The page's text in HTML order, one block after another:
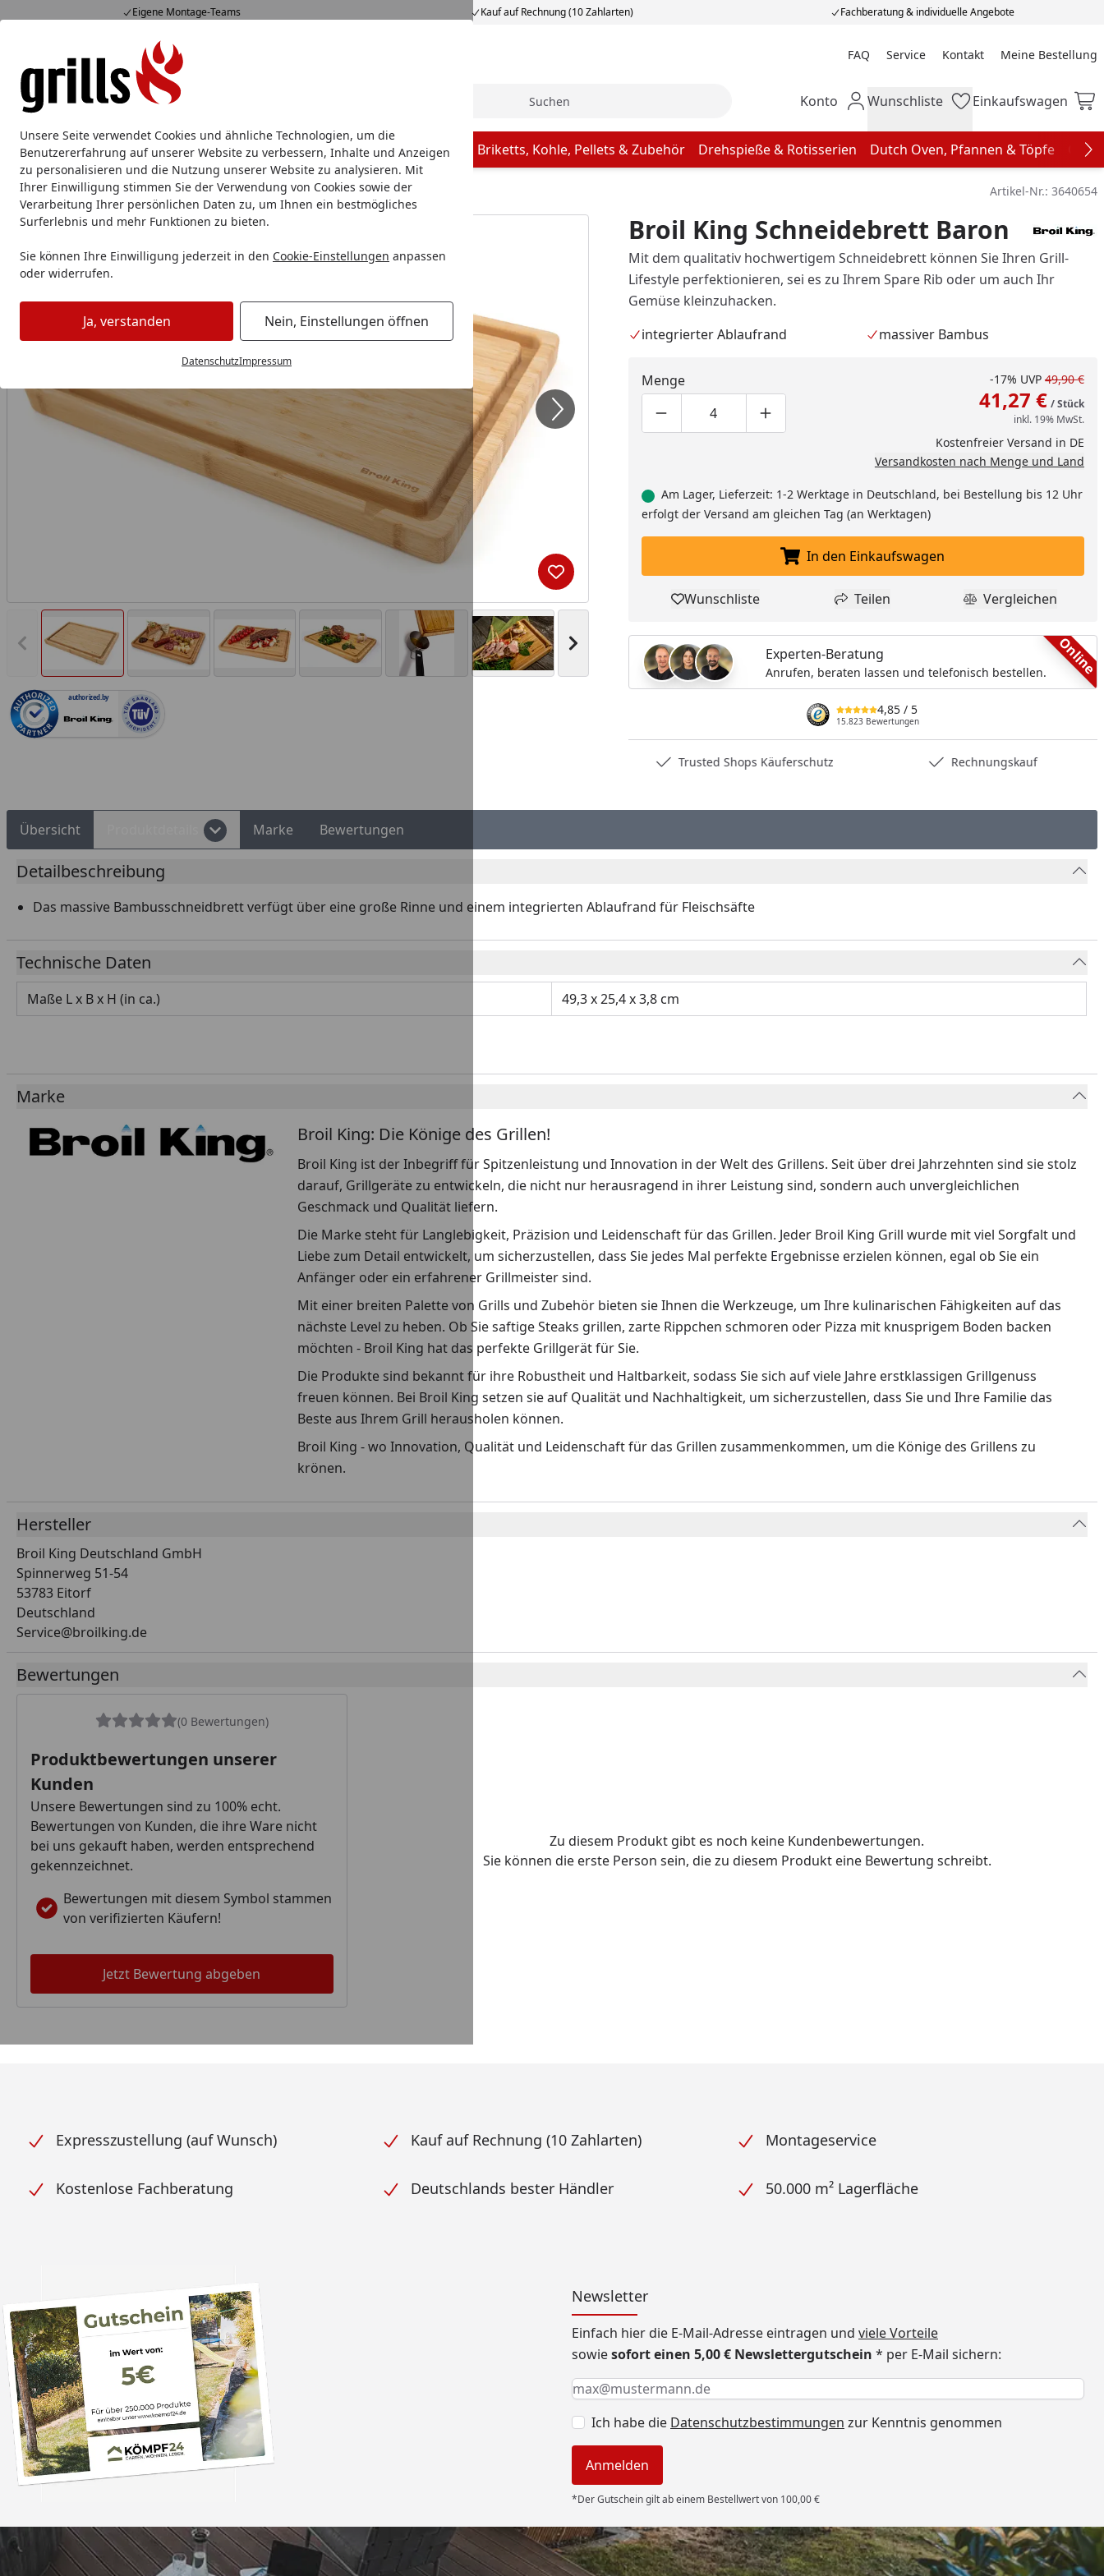
Unsere Seite verwendet Cookies und ähnliche Technologien, um die
Benutzererfahrung auf unserer Website zu verbessern, Inhalte und Anzeigen
zu personalisieren und die Nutzung unserer Website zu analysieren. Mit
Ihrer Einwilligung stimmen Sie der Verwendung von Cookies sowie der
Verarbeitung Ihrer persönlichen Daten zu, um Ihnen ein bestmögliches
Surferlebnis und mehr Funktionen zu bieten.
Sie können Ihre Einwilligung jederzeit in den Cookie-Einstellungen anpassen
oder widerrufen.
Ja, verstanden Nein, Einstellungen öffnen
DatenschutzImpressum
Eigene Montage-Teams Kauf auf Rechnung (10 Zahlarten) Fachberatung & individuelle Angebote
Mo-Fr. 8-16 Uhr 15.823 Bewertungen FAQ Service Kontakt Meine Bestellung
Meine Bestellung
Alle Produkte
Alle ProdukteMarken Mein Konto
Konto Wunschliste
Wunschliste Einkaufswagen
Einkaufswagen
Grillzubehör Aluschale Burgerpresse & Zubehör Butcher Paper Briketts, Kohle, Pellets & Zubehör Drehspieße & Rotisserien Dutch Oven, Pfannen & Töpfe
Startseite
Grillzubehör Grillküche Schneidebrett Broil King Schneidebrett Baron Artikel-Nr.: 3640654
Vorheriges Bild anzeigen Nächstes Bild anzeigen
Produkt zur Wunschliste hinzufügen
authorized.by
Broil King Schneidebrett Baron
Mit dem qualitativ hochwertigem Schneidebrett können Sie Ihren Grill-
Lifestyle perfektionieren, sei es zu Ihrem Spare Rib oder um auch Ihr
Gemüse kleinzuhacken.
integrierter Ablaufrand
massiver Bambus
Menge
Produktmenge um eins verringern
Produktmenge manuell eingeben
Produktmenge um eins erhöhen
-17% UVP 49,90 €
41,27 € / Stück
inkl. 19% MwSt.
Kostenfreier Versand in DE
Versandkosten nach Menge und Land
Am Lager, Lieferzeit: 1-2 Werktage in Deutschland, bei Bestellung bis 12 Uhr
erfolgt der Versand am gleichen Tag (an Werktagen)
In den Einkaufswagen legen
In den Einkaufswagen
Produkt zur Wunschliste hinzufügen
Wunschliste Teilen
Teilen Produkt
Vergleichen
Online
Experten-Beratung
Anrufen, beraten lassen und telefonisch bestellen.
4,85 / 5
15.823 Bewertungen
Trusted Shops Käuferschutz Rechnungskauf
Übersicht Marke Bewertungen
Detailbeschreibung
Das massive Bambusschneidbrett verfügt über eine große Rinne und einem integrierten Ablaufrand für Fleischsäfte
Technische Daten
Maße L x B x H (in ca.) 49,3 x 25,4 x 3,8 cm
Marke
Broil King: Die Könige des Grillen!
Broil King ist der Inbegriff für Spitzenleistung und Innovation in der Welt des Grillens. Seit über drei Jahrzehnten sind sie stolz
darauf, Grillgeräte zu entwickeln, die nicht nur herausragend in ihrer Leistung sind, sondern auch unvergleichlichen
Geschmack und Qualität liefern.
Die Marke steht für Langlebigkeit, Präzision und Leidenschaft für das Grillen. Jeder Broil King Grill wurde mit viel Sorgfalt und
Liebe zum Detail entwickelt, um sicherzustellen, dass Sie jedes Mal perfekte Ergebnisse erzielen können, egal ob Sie ein
Anfänger oder ein erfahrener Grillmeister sind.
Mit einer breiten Palette von Grills und Zubehör bieten sie Ihnen die Werkzeuge, um Ihre kulinarischen Fähigkeiten auf das
nächste Level zu heben. Ob Sie saftige Steaks grillen, zarte Rippchen schmoren oder Pizza mit knusprigem Boden backen
möchten - Broil King hat das perfekte Grillgerät für Sie.
Die Produkte sind bekannt für ihre Robustheit und Haltbarkeit, sodass Sie sich auf viele Jahre erstklassigen Grillgenuss
freuen können. Bei Broil King setzen sie auf Qualität und Nachhaltigkeit, um sicherzustellen, dass Sie und Ihre Familie das
Beste aus Ihrem Grill herausholen können.
Broil King - wo Innovation, Qualität und Leidenschaft für das Grillen zusammenkommen, um die Könige des Grillens zu
krönen.
Hersteller
Broil King Deutschland GmbH
Spinnerweg 51-54
53783 Eitorf
Deutschland
Service@broilking.de
Bewertungen
(0 Bewertungen)
Produktbewertungen unserer
Kunden
Unsere Bewertungen sind zu 100% echt.
Bewertungen von Kunden, die ihre Ware nicht
bei uns gekauft haben, werden entsprechend
gekennzeichnet.
Bewertungen mit diesem Symbol stammen
von verifizierten Käufern!
Jetzt Bewertung abgeben
Zu diesem Produkt gibt es noch keine Kundenbewertungen.
Sie können die erste Person sein, die zu diesem Produkt eine Bewertung schreibt.
Expresszustellung (auf Wunsch) Kauf auf Rechnung (10 Zahlarten) Montageservice
Kostenlose Fachberatung Deutschlands bester Händler 50.000 m² Lagerfläche
Newsletter
Einfach hier die E-Mail-Adresse eintragen und viele Vorteile
sowiesofort einen 5,00 € Newslettergutschein * per E-Mail sichern:
Keine Eingabe erforderlich
Eingabe erforderlich
E-Mail *
Ich habe die Datenschutzbestimmungen zur Kenntnis genommen
Anmelden
*Der Gutschein gilt ab einem Bestellwert von 100,00 €